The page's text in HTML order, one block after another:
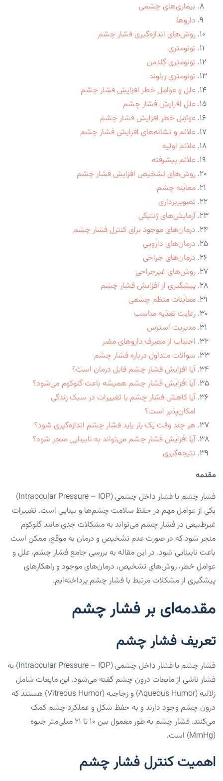
بیماری‌های چشمی
داروها
روش‌های اندازه‌گیری فشار چشم
تونومتری
تونومتری گلدمن
تونومتری رباوند
علل و عوامل خطر افزایش فشار چشم
علل افزایش فشار چشم
عوامل خطر افزایش فشار چشم
علائم و نشانه‌های افزایش فشار چشم
علائم اولیه
علائم پیشرفته
روش‌های تشخیص افزایش فشار چشم
معاینه چشم
تصویربرداری
آزمایش‌های ژنتیکی
درمان‌های موجود برای کنترل فشار چشم
درمان‌های دارویی
درمان‌های جراحی
روش‌های غیرجراحی
پیشگیری از افزایش فشار چشم
معاینات منظم چشمی
رعایت تغذیه مناسب
مدیریت استرس
اجتناب از مصرف داروهای مضر
سوالات متداول درباره فشار چشم
آیا افزایش فشار چشم قابل درمان است؟
آیا افزایش فشار چشم همیشه باعث گلوکوم می‌شود؟
آیا کاهش فشار چشم با تغییرات در سبک زندگی
امکان‌پذیر است؟
هر چند وقت یک بار باید فشار چشم اندازه‌گیری شود؟
آیا افزایش فشار چشم می‌تواند به نابینایی منجر شود؟
نتیجه‌گیری
مقدمه
فشار چشم یا فشار داخل چشمی (Intraocular Pressure – IOP)
یکی از عوامل مهم در حفظ سلامت چشم‌ها و بینایی است. تغییرات
غیرطبیعی در فشار چشم می‌تواند به مشکلات جدی مانند گلوکوم
منجر شود که در صورت عدم تشخیص و درمان به موقع، ممکن است
باعث نابینایی شود. در این مقاله به بررسی جامع فشار چشم، علل و
عوامل خطر، روش‌های تشخیص، درمان‌های موجود و راهکارهای
پیشگیری از مشکلات مرتبط با فشار چشم پرداخته‌ایم.
مقدمه‌ای بر فشار چشم
تعریف فشار چشم
فشار چشم یا فشار داخل چشمی (Intraocular Pressure – IOP) به
فشار ناشی از مایعات درون چشم گفته می‌شود. این مایعات شامل
زلالیه (Aqueous Humor) و زجاجیه (Vitreous Humor) هستند که
درون چشم وجود دارند و به حفظ شکل و عملکرد چشم کمک
می‌کنند. فشار چشم به طور معمول بین ۱۰ تا ۲۱ میلی‌متر جیوه
(mmHg) است.
اهمیت کنترل فشار چشم